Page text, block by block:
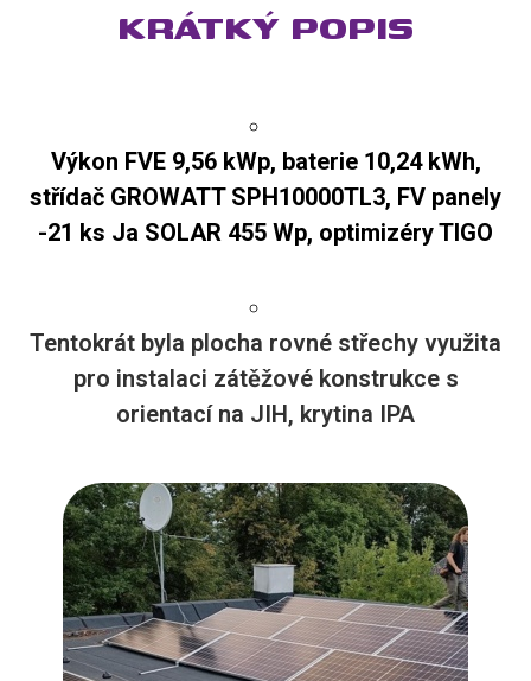
KRÁTKÝ POPIS
Výkon FVE 9,56 kWp, baterie 10,24 kWh,
střídač GROWATT SPH10000TL3, FV panely
-21 ks Ja SOLAR 455 Wp, optimizéry TIGO
Tentokrát byla plocha rovné střechy využita
pro instalaci zátěžové konstrukce s
orientací na JIH, krytina IPA